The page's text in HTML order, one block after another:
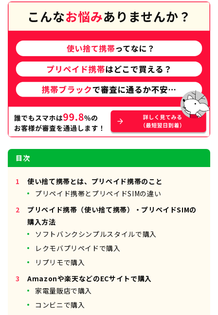
目次
使い捨て携帯とは、プリペイド携帯のこと
プリペイド携帯とプリペイドSIMの違い
プリペイド携帯（使い捨て携帯）・プリペイドSIMの
購入方法
ソフトバンクシンプルスタイルで購入
レクモバプリペイドで購入
リプリモで購入
Amazonや楽天などのECサイトで購入
家電量販店で購入
コンビニで購入